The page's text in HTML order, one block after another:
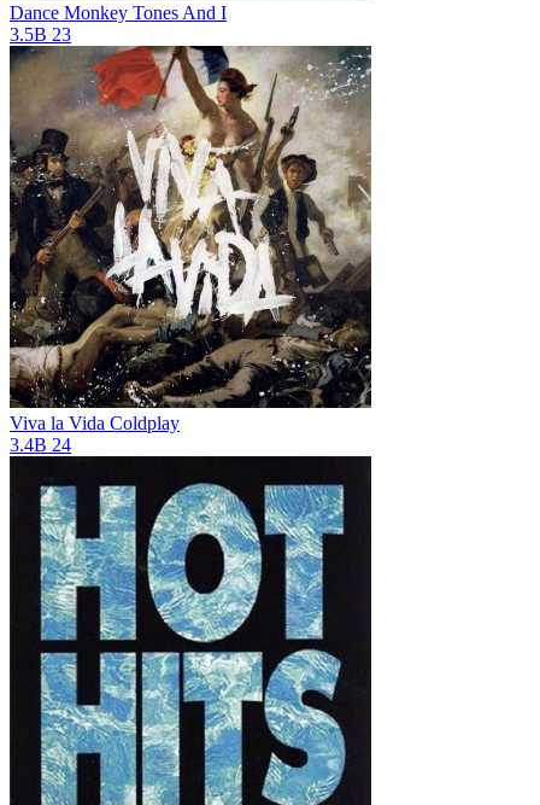
Dance Monkey Tones And I
3.5B 23
Viva la Vida Coldplay
3.4B 24